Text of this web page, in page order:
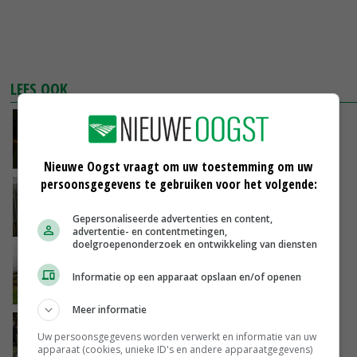
LEES OOK
Droogte verdubbelt aantal natuurbranden
Verzilting van bodem en water neemt toe
09-08-2018
Nieuwe Oogst vraagt om uw toestemming om uw
persoonsgegevens te gebruiken voor het volgende:
Gepersonaliseerde advertenties en content,
advertentie- en contentmetingen,
doelgroepenonderzoek en ontwikkeling van diensten
Informatie op een apparaat opslaan en/of openen
Meer informatie
Uw persoonsgegevens worden verwerkt en informatie van uw
apparaat (cookies, unieke ID's en andere apparaatgegevens)